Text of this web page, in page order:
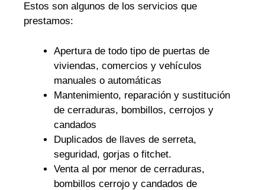
Estos son algunos de los servicios que
prestamos:
Apertura de todo tipo de puertas de
viviendas, comercios y vehículos
manuales o automáticas
Mantenimiento, reparación y sustitución
de cerraduras, bombillos, cerrojos y
candados
Duplicados de llaves de serreta,
seguridad, gorjas o fitchet.
Venta al por menor de cerraduras,
bombillos cerrojo y candados de